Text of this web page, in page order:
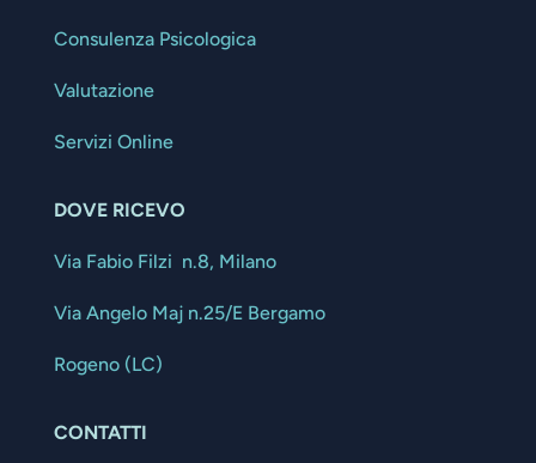
Consulenza Psicologica
Valutazione
Servizi Online
DOVE RICEVO
Via Fabio Filzi n.8, Milano
Via Angelo Maj n.25/E Bergamo
Rogeno (LC)
CONTATTI